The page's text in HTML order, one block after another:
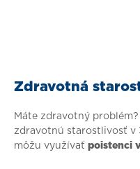
Zdravotná
Máte zdravotný
zdravotnú starostlivosť v
môžu využívať poistenci